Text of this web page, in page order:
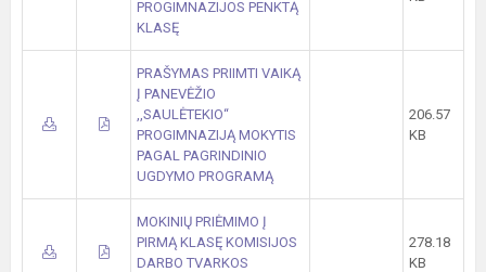
PROGIMNAZIJOS PENKTĄ
KLASĘ
PRAŠYMAS PRIIMTI VAIKĄ
Į PANEVĖŽIO
,,SAULĖTEKIO“
PROGIMNAZIJĄ MOKYTIS
PAGAL PAGRINDINIO
UGDYMO PROGRAMĄ
206.57
KB
MOKINIŲ PRIĖMIMO Į
PIRMĄ KLASĘ KOMISIJOS
DARBO TVARKOS
278.18
KB